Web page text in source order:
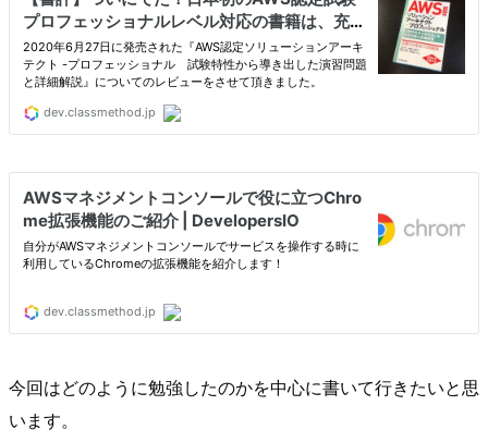
今回はどのように勉強したのかを中心に書いて行きたいと思
います。